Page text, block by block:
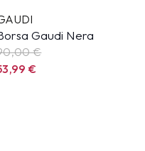
Gaudi Nera
€
€